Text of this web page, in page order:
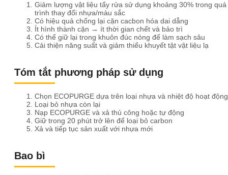
Giảm lượng vật liệu tẩy rửa sử dụng khoảng 30% trong quá
trình thay đổi nhựa/màu sắc
Có hiệu quả chống lại cặn cacbon hóa dai dẳng
Ít hình thành cặn → ít thời gian chết và bảo trì
Có thể giữ lại trong khuôn đúc nóng để làm sạch sâu
Cải thiện năng suất và giảm thiểu khuyết tật vật liệu lạ
Tóm tắt phương pháp sử dụng
Chọn ECOPURGE dựa trên loại nhựa và nhiệt độ hoạt động
Loại bỏ nhựa còn lại
Nạp ECOPURGE và xả thủ công hoặc tự động
Giữ trong 20 phút trở lên để loại bỏ carbon
Xả và tiếp tục sản xuất với nhựa mới
Bao bì